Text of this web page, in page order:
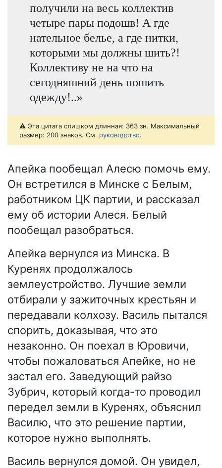
получили на весь коллектив
четыре пары подошв! А где
нательное белье, а где нитки,
которыми мы должны шить?!
Коллективу не на что на
сегодняшний день пошить
одежду!..»
⚠️ Эта цитата слишком длинная: 363 зн. Максимальный
размер: 200 знаков. См. руководство.
Апейка пообещал Алесю помочь ему.
Он встретился в Минске с Белым,
работником ЦК партии, и рассказал
ему об истории Алеся. Белый
пообещал разобраться.
Апейка вернулся из Минска. В
Куренях продолжалось
землеустройство. Лучшие земли
отбирали у зажиточных крестьян и
передавали колхозу. Василь пытался
спорить, доказывая, что это
незаконно. Он поехал в Юровичи,
чтобы пожаловаться Апейке, но не
застал его. Заведующий райзо
Зубрич, который когда-то проводил
передел земли в Куренях, объяснил
Василю, что это решение партии,
которое нужно выполнять.
Василь вернулся домой. Он увидел,